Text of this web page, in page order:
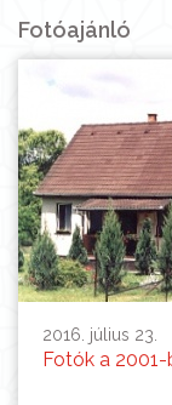
Fotóajánló
2016. július 23.
Fotók a